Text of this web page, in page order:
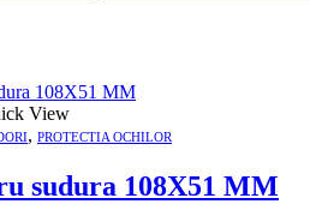
View
, PROTECTIA OCHILOR
sudura 108X51 MM